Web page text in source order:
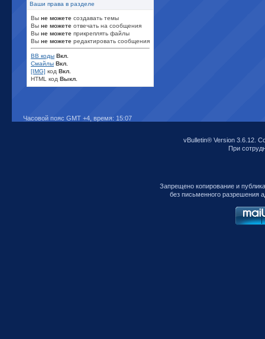
Ваши права в разделе
Вы не можете создавать темы
Вы не можете отвечать на сообщения
Вы не можете прикреплять файлы
Вы не можете редактировать сообщения
BB коды Вкл.
Смайлы Вкл.
[IMG] код Вкл.
HTML код Выкл.
Часовой пояс GMT +4, время: 15:07
vBulletin® Version 3.6.12.
При
Запрещено копирование и
без письменного разрешения